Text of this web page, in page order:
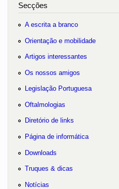
Secções
A escrita a branco
Orientação e mobilidade
Artigos interessantes
Os nossos amigos
Legislação Portuguesa
Oftalmologias
Diretório de links
Página de informática
Downloads
Truques & dicas
Notícias